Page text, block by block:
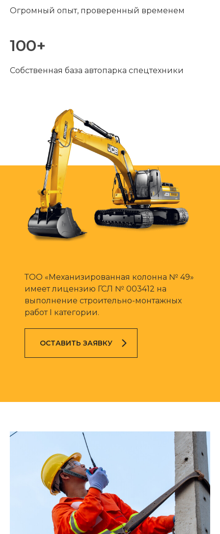
Огромный опыт, проверенный временем
100+
Собственная база автопарка спецтехники
ТОО «Механизированная колонна № 49»
имеет лицензию ГСЛ № 003412 на
выполнение строительно-монтажных
работ I категории.
ОСТАВИТЬ ЗАЯВКУ